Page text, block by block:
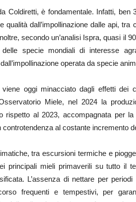
Coldiretti, è fondamentale. Infatti,
qualità dall’impollinazione dalle api,
secondo un’analisi Ispra, quasi il
specie mondiali di interesse
operata da specie
oggi minacciato dagli effetti dei
Miele, nel 2024 la
rispetto al 2023, accompagnata per
controtendenza al costante incremento
tra escursioni termiche e
principali mieli primaverili su tutto il
L’assenza di nettare per
frequenti e tempestivi, per